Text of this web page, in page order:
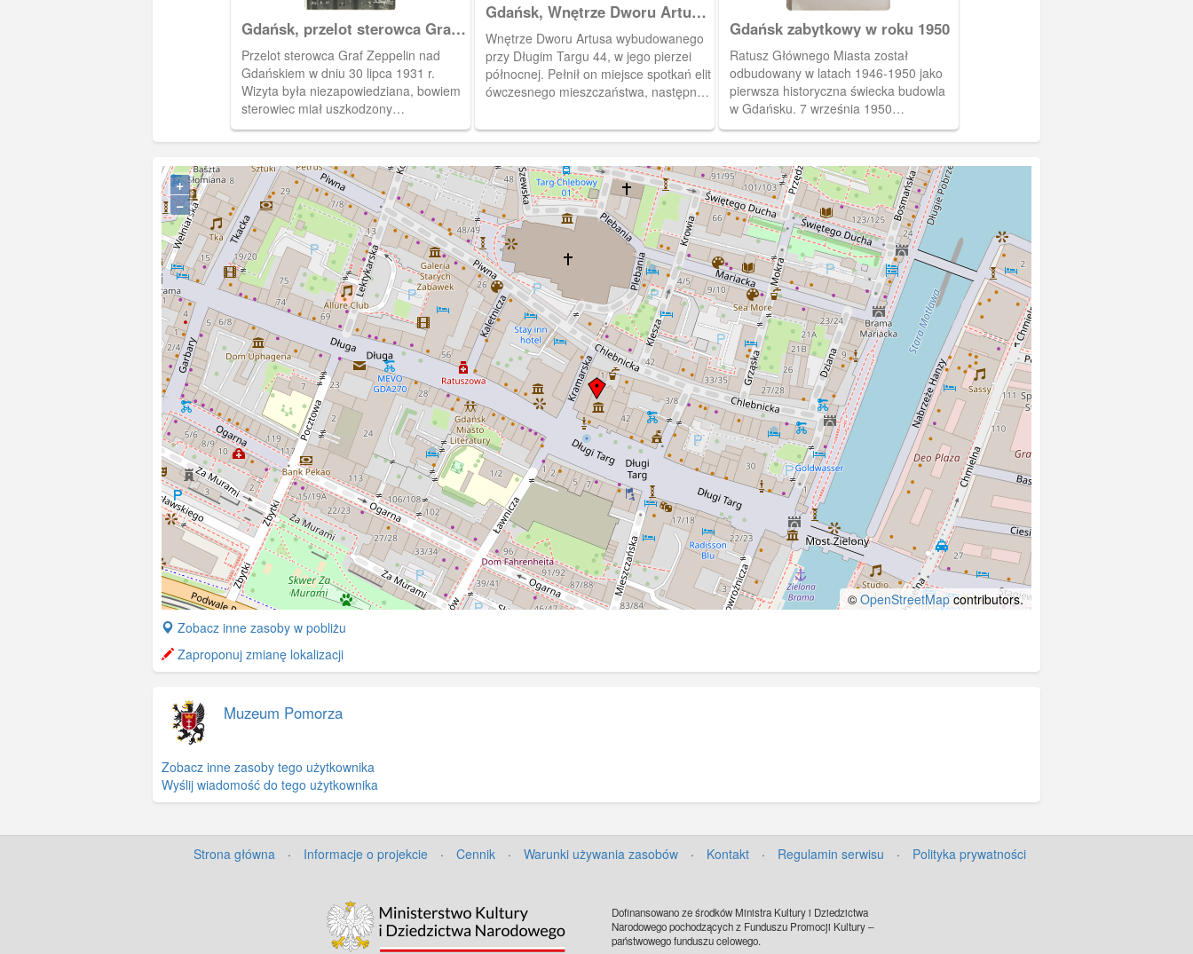
Gdańsk, przelot sterowca Graf
Zeppelin
Przelot sterowca Graf Zeppelin nad
Gdańskiem w dniu 30 lipca 1931 r.
Wizyta była niezapowiedziana, bowiem
sterowiec miał uszkodzony
radiotelegraf. Wracał z wyprawy z
rejonów podbiegunowych. Zauważono
go po raz pierwszy o godz. 13.45 z
wieży Kościoła Mariackiego.
Gdańsk, Wnętrze Dworu Artusa,
Danzig Das Innere Des
Artushofes
Wnętrze Dworu Artusa wybudowanego
przy Długim Targu 44, w jego pierzei
północnej. Pełnił on miejsce spotkań elit
ówczesnego mieszczaństwa, następnie
muzealną i reprezentacyjną. Tu
odbywają się uroczystości miejskie,
koncerty itp. Widoczny na zdjęciu
bogaty wystrój wnętrza pochodzi z
wieków XVI - XVII.
Gdańsk zabytkowy w roku 1950
Ratusz Głównego Miasta został
odbudowany w latach 1946-1950 jako
pierwsza historyczna świecka budowla
w Gdańsku. 7 września 1950
postawiono na szczycie pozłocony
posąg (2,5 kg złota decyzją Bolesława
Bieruta) króla Zygmunta Augusta.
+
−
© OpenStreetMapcontributors.
+
−
Zobacz inne zasoby w pobliżu
Zaproponuj zmianę lokalizacji
Muzeum Pomorza
Zobacz inne zasoby tego użytkownika
Wyślij wiadomość do tego użytkownika
Strona główna · Informacje o projekcie · Cennik · Warunki używania zasobów · Kontakt · Regulamin serwisu · Polityka prywatności
Dofinansowano ze środków Ministra Kultury i Dziedzictwa
Narodowego pochodzących z Funduszu Promocji Kultury –
państwowego funduszu celowego.